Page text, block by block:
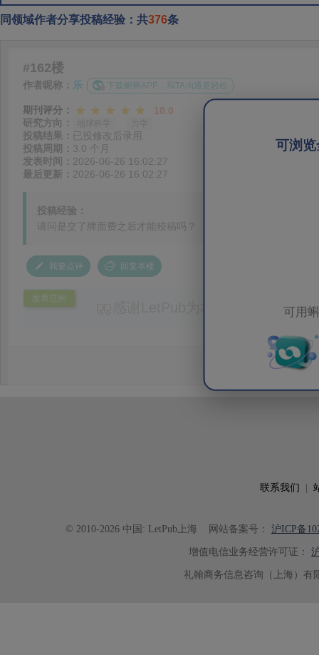
同领域作者分享投稿经验：共376条
可浏
可用
#162楼
作者昵称： 乐 下载蝌蝌APP，和TA沟通更轻松
期刊评分：
10.0
研究方向：
投稿结果： 已投修改后录用
投稿周期： 3.0 个月
发表时间： 2026-06-26 16:02:27
最后更新： 2026-06-26 16:02:27
投稿经验：
请问是交了牌面费之后才能校稿吗？
我要点评 回复本楼
发表范例
感谢LetPub为本论文提供专业
效应及界面电荷传输等研究内容，
论述逻辑进行了系统梳理，使研究
析及机理讨论之间的关系更加清晰
联系我们
© 2010-2026 中国: LetPub上海 网站备案号： 沪ICP备
增值电信业务经营许可证：
礼翰商务信息咨询（上海）